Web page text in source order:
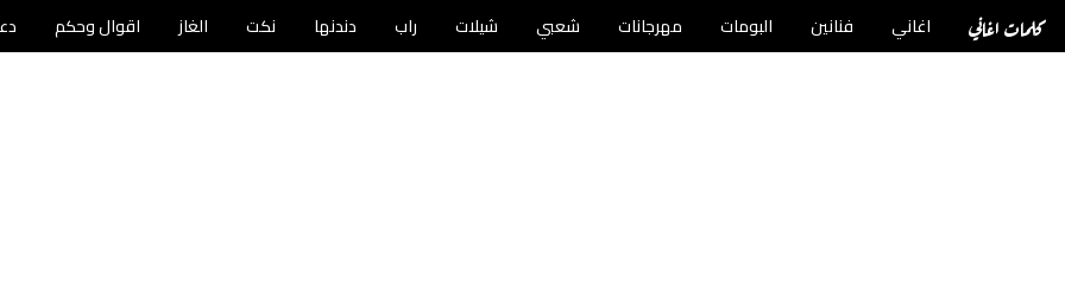
كلمات اغاني اغاني فنانين البومات مهرجانات شعبي شيلات راب دندنها نكت الغاز اقوال وحكم